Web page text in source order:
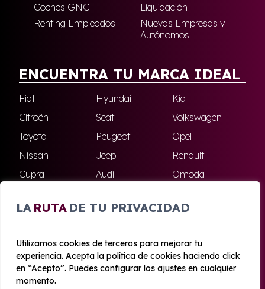
LA RUTA DE TU PRIVACIDAD
Utilizamos cookies de terceros para mejorar tu
experiencia. Acepta la política de cookies haciendo click
en “Acepto”. Puedes configurar los ajustes en cualquier
momento.
Coches GNC
Liquidación
Renting Empleados
Nuevas Empresas y
Autónomos
ENCUENTRA TU MARCA IDEAL
Fiat Hyundai
Kia
Citroën
Seat
Volkswagen
Toyota
Peugeot
Opel
Nissan
Jeep
Renault
Cupra
Audi
Omoda
Skoda
Ford Todas las marcas
© 2020 - 2026 Azahara Renting
Aviso legal y Privacidad